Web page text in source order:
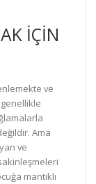
İÇİN
ve
Ama
ve
mantıklı